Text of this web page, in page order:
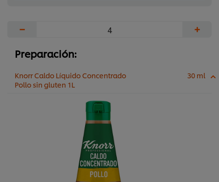
− +
Preparación:
Knorr Caldo Líquido Concentrado
Pollo sin gluten 1L
30 ml